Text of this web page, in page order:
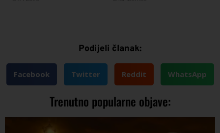
Podijeli članak:
Facebook Twitter Reddit WhatsApp
Trenutno popularne objave: